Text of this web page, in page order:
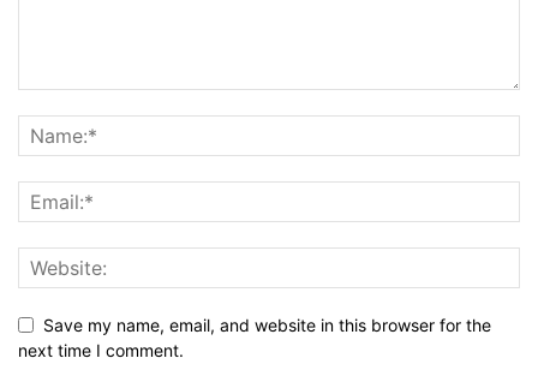
Save my name, email, and website in this browser for the
next time I comment.